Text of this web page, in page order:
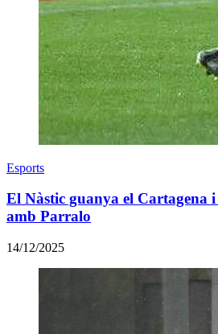
Esports
El Nàstic guanya el Cartagena
amb Parralo
14/12/2025